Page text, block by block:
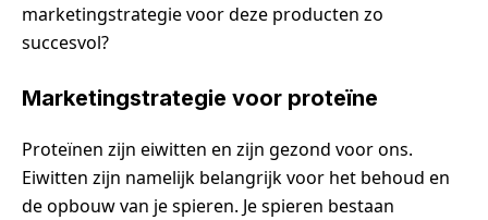
marketingstrategie voor deze producten zo
succesvol?
Marketingstrategie voor proteïne
Proteïnen zijn eiwitten en zijn gezond voor ons.
Eiwitten zijn namelijk belangrijk voor het behoud en
de opbouw van je spieren. Je spieren bestaan